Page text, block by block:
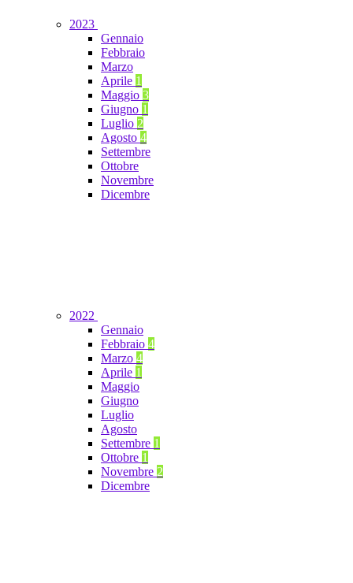
2023
Gennaio
Febbraio
Marzo
Aprile 1
Maggio 3
Giugno 1
Luglio 2
Agosto 4
Settembre
Ottobre
Novembre
Dicembre
2022
Gennaio
Febbraio 4
Marzo 4
Aprile 1
Maggio
Giugno
Luglio
Agosto
Settembre 1
Ottobre 1
Novembre 2
Dicembre